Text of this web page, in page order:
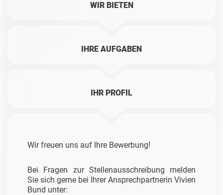
WIR BIETEN
IHRE AUFGABEN
IHR PROFIL
Wir freuen uns auf Ihre Bewerbung!
Bei Fragen zur Stellenausschreibung melden
Sie sich gerne bei Ihrer Ansprechpartnerin Vivien
Bund unter: